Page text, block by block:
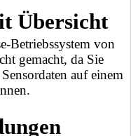
Übersicht
Betriebssystem von
gemacht, da Sie
auf einem